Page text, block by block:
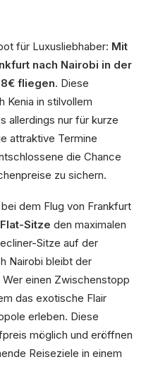
für Luxusliebhaber: Mit
nach Nairobi in der
fliegen. Diese
Kenia in stilvollem
allerdings nur für kurze
attraktive Termine
die Chance
zu sichern.
dem Flug von Frankfurt
Sitze den maximalen
Sitze auf der
Nairobi bleibt der
einen Zwischenstopp
das exotische Flair
erleben. Diese
möglich und eröffnen
Reiseziele in einem